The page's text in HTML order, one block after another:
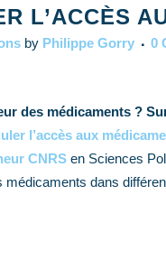
L’ACCÈS
by Philippe Gorry 0
des médicaments ?
l’accès aux
CNRS en Sciences
médicaments dans